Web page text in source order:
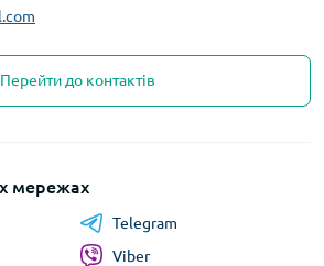
Перейти до контактів
мережах
Telegram
Viber